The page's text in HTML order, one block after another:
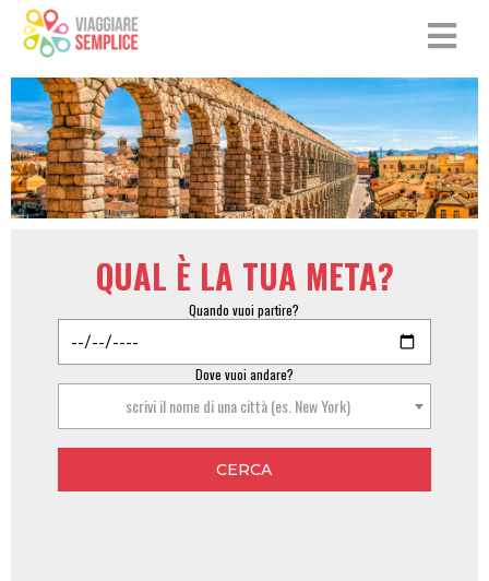
QUAL È LA TUA META?
Quando vuoi partire?
Dove vuoi andare?
scrivi il nome di una città (es. New York)